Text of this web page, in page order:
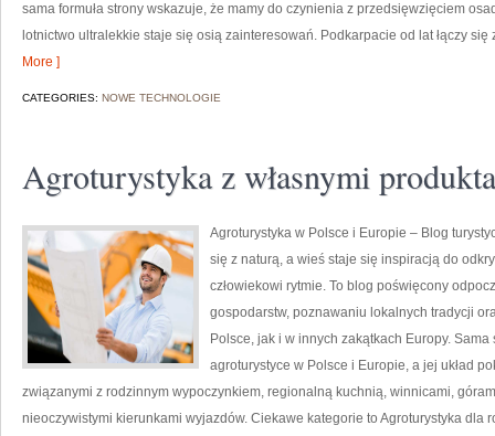
sama formuła strony wskazuje, że mamy do czynienia z przedsięwzięciem
lotnictwo ultralekkie staje się osią zainteresowań. Podkarpacie od lat łączy
More ]
CATEGORIES: NOWE TECHNOLOGIE
Agroturystyka z własnymi
Agroturystyka w Polsce i Europie – Blog
się z naturą, a wieś staje się inspiracją do
człowiekowi rytmie. To blog poświęcony
gospodarstw, poznawaniu lokalnych tradycji
Polsce, jak i w innych zakątkach Europy.
agroturystyce w Polsce i Europie, a jej układ
związanymi z rodzinnym wypoczynkiem, regionalną kuchnią, winnicami,
nieoczywistymi kierunkami wyjazdów. Ciekawe kategorie to Agroturystyka dla